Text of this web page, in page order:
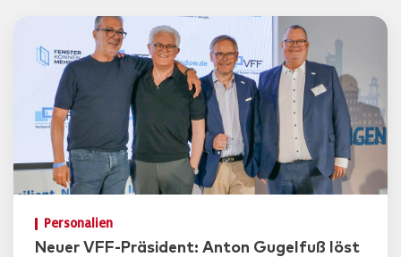
Personalien
Neuer VFF-Präsident: Anton Gugelfuß löst